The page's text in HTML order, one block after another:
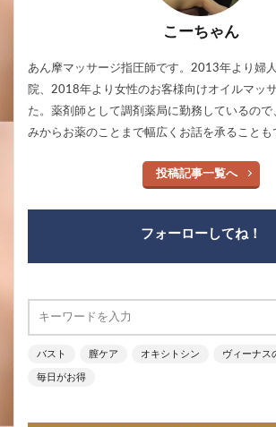
こーちゃん
あん摩マッサージ指圧師です。2013年より婦
院、2018年より女性のお客様向けオイルマッ
た。薬剤師として調剤薬局に勤務しているので
みからお薬のことまで幅広くお話を承ることも
投稿記事一覧へ
フォーローしてね！
バスト 膣ケア オキシトシン ヴィーナス
毎日がお得